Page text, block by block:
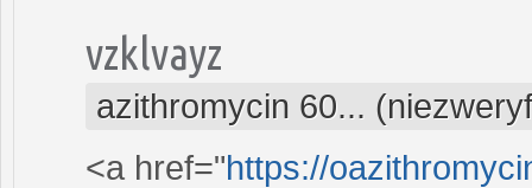
vzklvayz
azithromycin 60...
<a href="https://